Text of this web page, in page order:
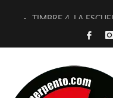
TIMBRE 4, LA
30 AÑOS (NO ES
D’BALDOMEROS